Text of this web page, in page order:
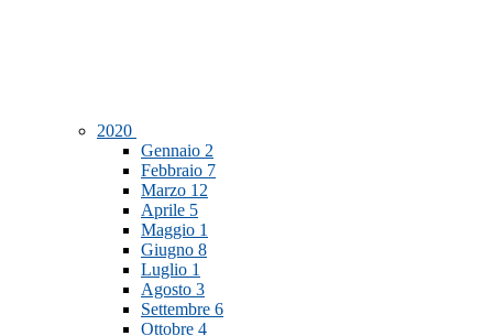
2020
Gennaio 2
Febbraio 7
Marzo 12
Aprile 5
Maggio 1
Giugno 8
Luglio 1
Agosto 3
Settembre 6
Ottobre 4